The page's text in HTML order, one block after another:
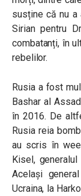
susține că nu a
Sirian pentru
combatanți, în
rebelilor.
Rusia a fost
Bashar al
în 2016. De
Rusia reia
au scris în
Kisel,
Același
Ucraina, la